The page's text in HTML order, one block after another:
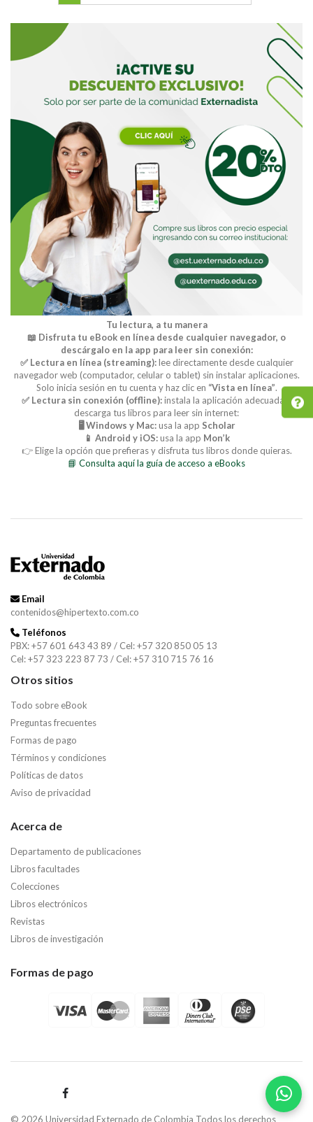
Tu lectura, a tu manera
📖 Disfruta tu eBook en línea desde cualquier navegador, o
descárgalo en la app para leer sin conexión:
✅ Lectura en línea (streaming):lee directamente desde cualquier
navegador web (computador, celular o tablet) sin instalar aplicaciones.
Solo inicia sesión en tu cuenta y haz clic en “Vista en línea”.
✅ Lectura sin conexión (offline):instala la aplicación adecuada y
descarga tus libros para leer sin internet:
🖥️ Windows y Mac:usa la app Scholar
📱 Android y iOS:usa la app Mon’k
👉 Elige la opción que prefieras y disfruta tus libros donde quieras.
📘 Consulta aquí la guía de acceso a eBooks
Email
contenidos@hipertexto.com.co
Teléfonos
PBX: +57 601 643 43 89 / Cel: +57 320 850 05 13
Cel: +57 323 223 87 73 / Cel: +57 310 715 76 16
Otros sitios
Todo sobre eBook
Preguntas frecuentes
Formas de pago
Términos y condiciones
Políticas de datos
Aviso de privacidad
Acerca de
Departamento de publicaciones
Libros facultades
Colecciones
Libros electrónicos
Revistas
Libros de investigación
Formas de pago
© 2026 Universidad Externado de Colombia Todos los derechos